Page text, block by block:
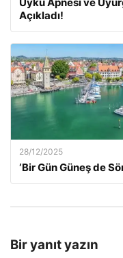
Açıkladı!
28/12/2025
‘Bir Gün Güneş de
Bir yanıt yazın